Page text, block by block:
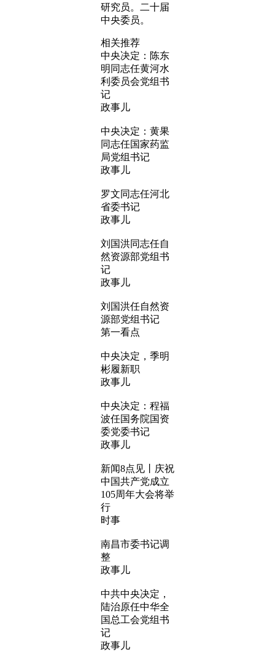
研究员。二十届
中央委员。
相关推荐
中央决定：陈东
明同志任黄河水
利委员会党组书
记
政事儿
中央决定：黄果
同志任国家药监
局党组书记
政事儿
罗文同志任河北
省委书记
政事儿
刘国洪同志任自
然资源部党组书
记
政事儿
刘国洪任自然资
源部党组书记
第一看点
中央决定，季明
彬履新职
政事儿
中央决定：程福
波任国务院国资
委党委书记
政事儿
新闻8点见丨庆祝
中国共产党成立
105周年大会将举
行
时事
南昌市委书记调
整
政事儿
中共中央决定，
陆治原任中华全
国总工会党组书
记
政事儿